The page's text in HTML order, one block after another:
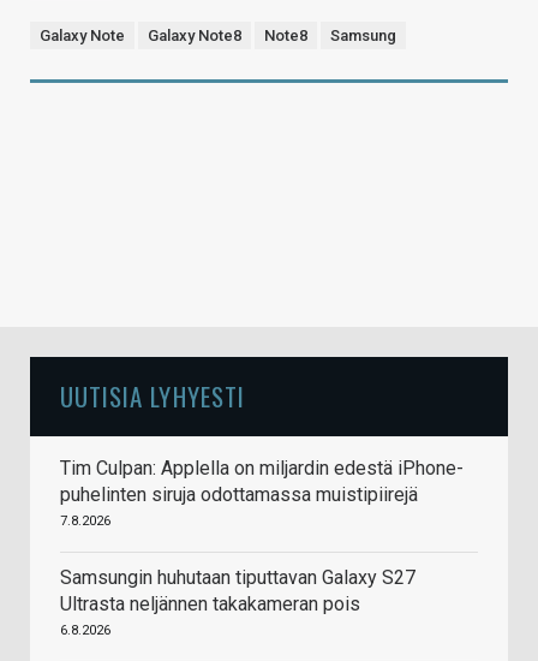
Galaxy Note Galaxy Note8 Note8 Samsung
UUTISIA LYHYESTI
Tim Culpan: Applella on miljardin edestä iPhone-
puhelinten siruja odottamassa muistipiirejä
7.8.2026
Samsungin huhutaan tiputtavan Galaxy S27
Ultrasta neljännen takakameran pois
6.8.2026